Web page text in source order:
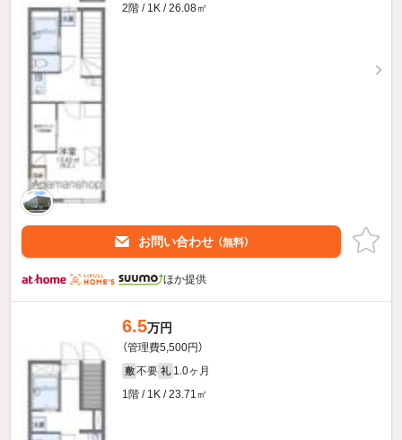
2階 / 1K / 26.08㎡
お問い合わせ （無料）
ほか提供
6.5万円
（管理費5,500円）
敷 不要 礼 1.0ヶ月
1階 / 1K / 23.71㎡